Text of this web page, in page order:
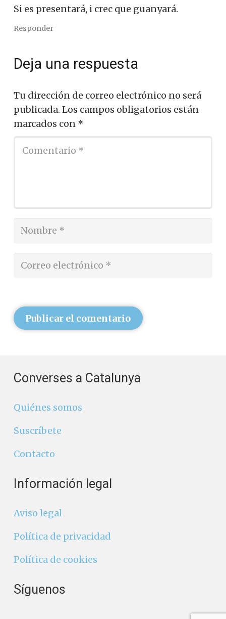
Si es presentará, i crec que guanyará.
Responder
Deja una respuesta
Tu dirección de correo electrónico no será
publicada. Los campos obligatorios están
marcados con *
Publicar el comentario
Converses a Catalunya
Quiénes somos
Suscríbete
Contacto
Información legal
Aviso legal
Política de privacidad
Política de cookies
Síguenos